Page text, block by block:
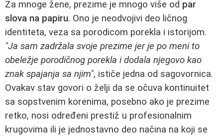
Za mnoge žene, prezime je mnogo više od par
slova na papiru. Ono je neodvojivi deo ličnog
identiteta, veza sa porodicom porekla i istorijom.
"Ja sam zadržala svoje prezime jer je po meni to
obeležje porodičnog porekla i dodala njegovo kao
znak spajanja sa njim", ističe jedna od sagovornica.
Ovakav stav govori o želji da se očuva kontinuitet
sa sopstvenim korenima, posebno ako je prezime
retko, nosi određeni prestiž u profesionalnim
krugovima ili je jednostavno deo načina na koji se